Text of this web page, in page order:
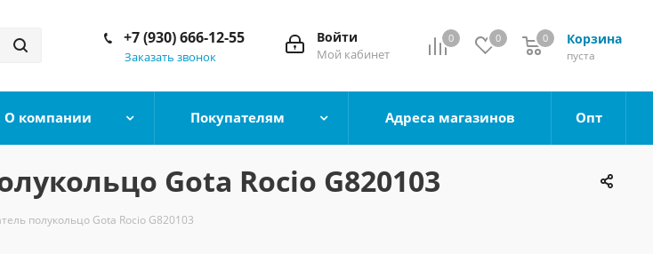
0 0 Корзина
0
пуста
0
Войти
Мой кабинет
+7 (930) 666-12-55
Заказать звонок
О компании Покупателям Адреса магазинов Опт
Gota Rocio G820103
полукольцо Gota Rocio G820103